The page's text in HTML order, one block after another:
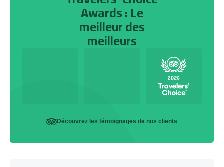
Awards : Le
meilleur des
meilleurs
Découvrez les témoignages de nos clients